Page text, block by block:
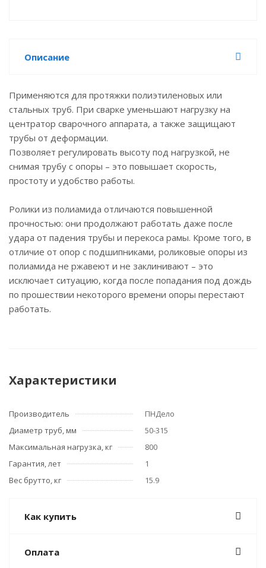
Описание
Применяются для протяжки полиэтиленовых или
стальных труб. При сварке уменьшают нагрузку на
центратор сварочного аппарата, а также защищают
трубы от деформации.
Позволяет регулировать высоту под нагрузкой, не
снимая трубу с опоры – это повышает скорость,
простоту и удобство работы.
Ролики из полиамида отличаются повышенной
прочностью: они продолжают работать даже после
удара от падения трубы и перекоса рамы. Кроме того, в
отличие от опор с подшипниками, роликовые опоры из
полиамида не ржавеют и не заклинивают – это
исключает ситуацию, когда после попадания под дождь
по прошествии некоторого времени опоры перестают
работать.
Характеристики
Производитель
ПНДело
Диаметр труб, мм
50-315
Максимальная нагрузка, кг
800
Гарантия, лет
1
Вес брутто, кг
15.9
Как купить
Оплата